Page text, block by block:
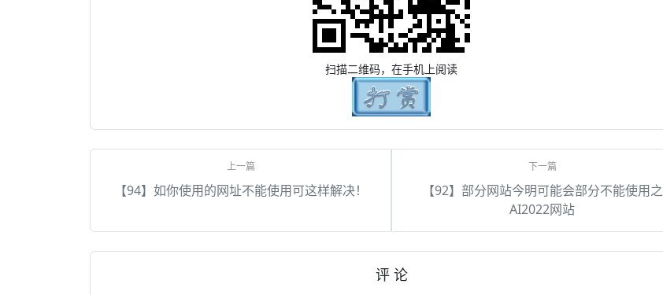
扫描二维码，在手机上阅读
【94】如你使用的网址不能使用可这样解决！
【92】部分网站今明可能会部分不能使用之
AI2022网站
评 论